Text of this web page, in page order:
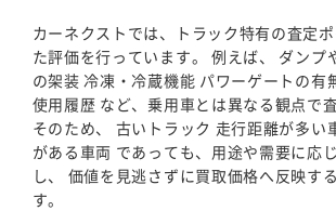
カーネクストでは、トラック特有の査定
た評価を行っています。 例えば、 ダンプ
の架装 冷凍・冷蔵機能 パワーゲートの有
使用履歴 など、乗用車とは異なる観点で
そのため、 古いトラック 走行距離が多い
がある車両 であっても、用途や需要に応
し、 価値を見逃さずに買取価格へ反映す
す。